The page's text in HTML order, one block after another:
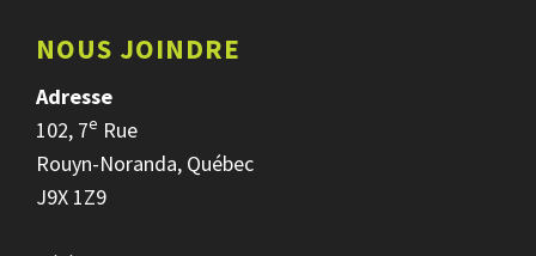
NOUS JOINDRE
Adresse
102, 7e Rue
Rouyn-Noranda, Québec
J9X 1Z9